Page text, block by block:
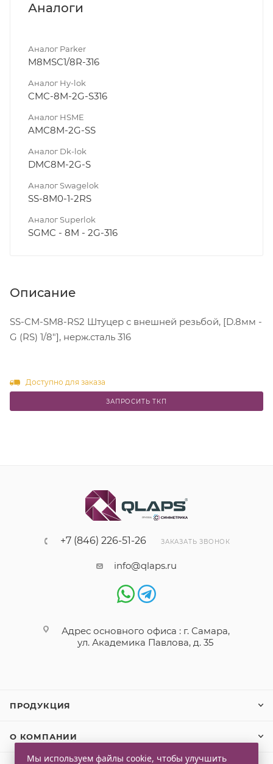
Аналоги
Аналог Parker
M8MSC1/8R-316
Аналог Hy-lok
CMC-8M-2G-S316
Аналог HSME
AMC8M-2G-SS
Аналог Dk-lok
DMC8M-2G-S
Аналог Swagelok
SS-8M0-1-2RS
Аналог Superlok
SGMC - 8M - 2G-316
Описание
SS-CM-SM8-RS2 Штуцер с внешней резьбой, [D.8мм -
G (RS) 1/8"], нерж.сталь 316
Доступно для заказа
ЗАПРОСИТЬ ТКП
+7 (846) 226-51-26 ЗАКАЗАТЬ ЗВОНОК
info@qlaps.ru
Адрес основного офиса : г. Самара,
ул. Академика Павлова, д. 35
ПРОДУКЦИЯ
О КОМПАНИИ
Мы используем файлы cookie, чтобы улучшить